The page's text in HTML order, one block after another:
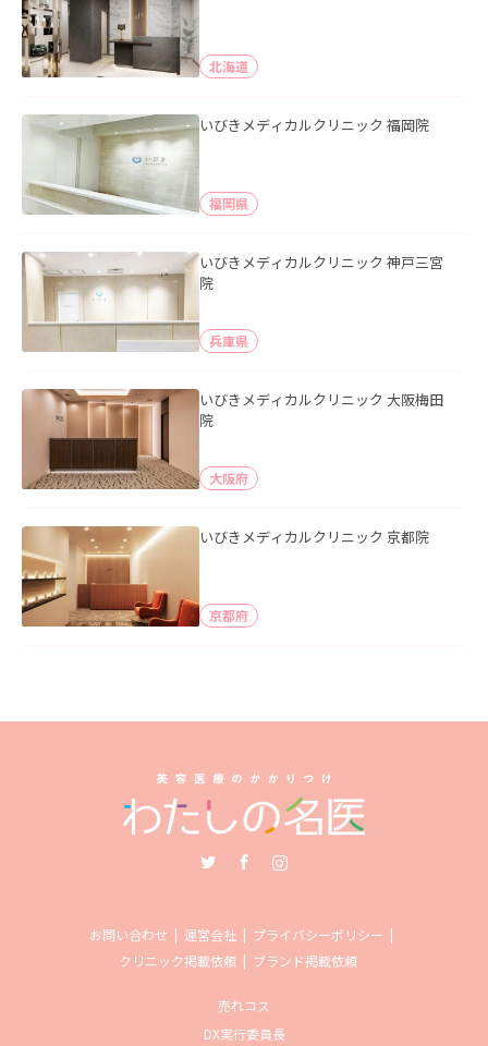
北海道
いびきメディカルクリニック 福岡院
福岡県
いびきメディカルクリニック 神戸三宮
院
兵庫県
いびきメディカルクリニック 大阪梅田
院
大阪府
いびきメディカルクリニック 京都院
京都府
お問い合わせ 運営会社
プライバシーポリシー
クリニック掲載依頼
ブランド掲載依頼
売れコス
DX実行委員長